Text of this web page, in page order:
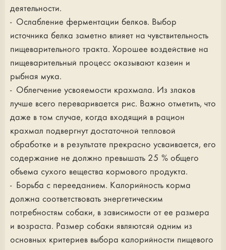
деятельности.
- Ослабление ферментации белков. Выбор
источника белка заметно влияет на чувствительность
пищеварительного тракта. Хорошее воздействие на
пищеварительный процесс оказывают казеин и
рыбная мука.
- Облегчение усвояемости крахмала. Из злаков
лучше всего переваривается рис. Важно отметить, что
даже в том случае, когда входящий в рацион
крахмал подвергнут достаточной тепловой
обработке и в результате прекрасно усваивается, его
содержание не должно превышать 25 % общего
объема сухого вещества кормового продукта.
- Борьба с перееданием. Калорийность корма
должна соответствовать энергетическим
потребностям собаки, в зависимости от ее размера
и возраста. Размер собаки являютсяй одним из
основных критериев выбора калорийности пищевого